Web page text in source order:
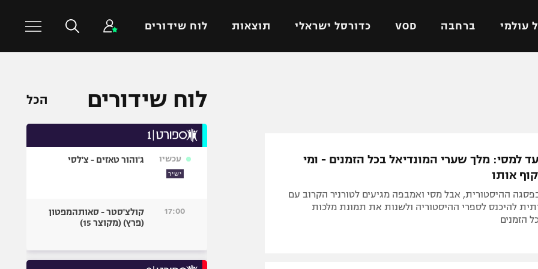
עולמי ברחבה VOD כדורסל ישראלי תוצאות לוח שידורים
ישראל
ליגה איטלקית
הפועל ירושלים
כדורסל עולמי
כדורעף
ספורט אולימפי
היאבקות WWE
למסי: מלך שערי המונדיאל בכל הזמנים - ומי
אותו
בפסגה ההיסטורית, אבל מסי ואמבפה מגיעים לטורניר הקרוב עם
להיכנס לספרי ההיסטוריה ולשנות את תמונת מלכות
הזמנים
לוח שידורים הכל
עכשיו
ישיר
ג'והור טאזים - צ'לסי
17:00
קולצ'סטר - סאותהמפטון
(פרץ) (מקוצר 15)